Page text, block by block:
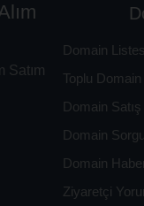
Satım
Domain
Toplu Domain
Domain
Domain
Domain
Ziyaretçi